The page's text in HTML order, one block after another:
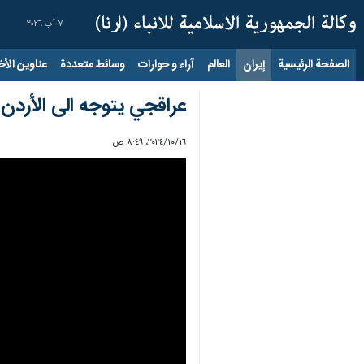
٧ آب ٢٠٢٦
الصفحة الرئيسية إيران العالم آراء و حوارات وسائط متعددة عناوين
عراقجي يتوجه الى الأردن
١٦‏/١٠‏/٢٠٢٤، ٨:٤٩ ص